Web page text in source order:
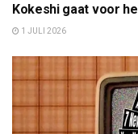
Kokeshi gaat voor
1 JULI 2026